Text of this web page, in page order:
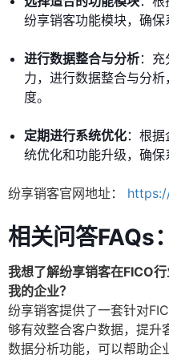
纷享销客功能模块，确保
进行数据整合与分析：
力，进行数据整合与分
度。
定期进行系统优化：根
统优化和功能升级，确保
纷享销客官网地址：
相关问答FAQs：
我想了解纷享销客在FICO
我的企业？
纷享销客提供了一套针对
够有效整合客户数据，提升
数据分析功能，可以帮助企